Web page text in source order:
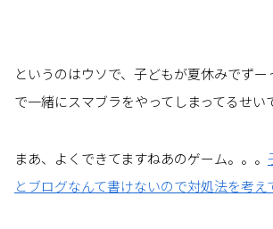
というのはウソで、子どもが夏休みでずー
で一緒にスマブラをやってしまってるせい
まあ、よくできてますねあのゲーム。。。
とブログなんて書けないので対処法を考え